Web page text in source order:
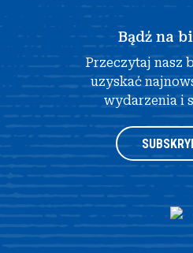
Bądź na
Przeczytaj nasz
uzyskać
wydarzenia i